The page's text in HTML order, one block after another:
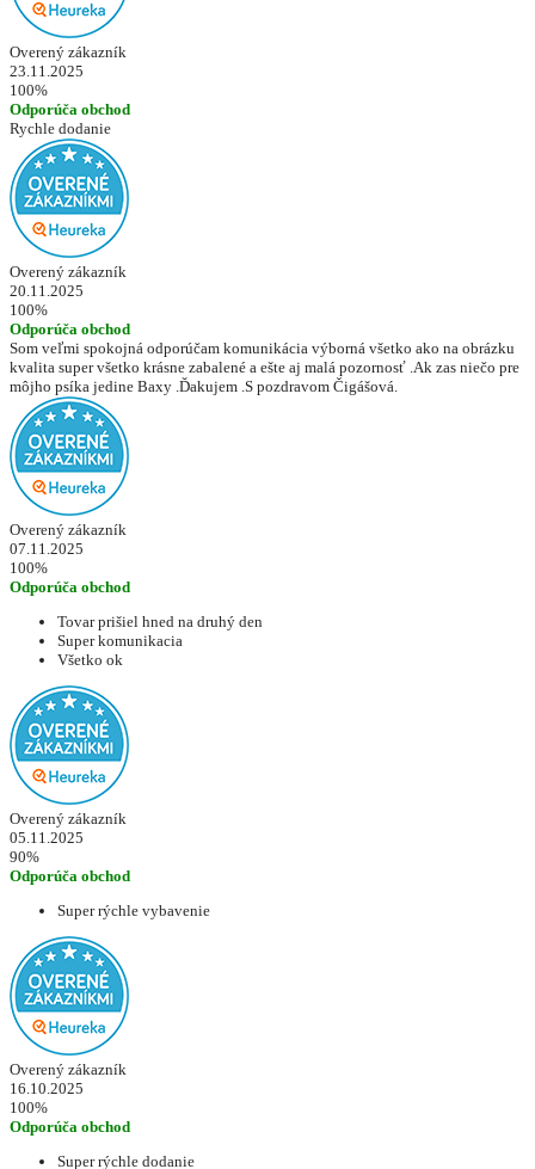
Overený zákazník
23.11.2025
100%
Odporúča obchod
Rychle dodanie
Overený zákazník
20.11.2025
100%
Odporúča obchod
Som veľmi spokojná odporúčam komunikácia výborná všetko ako na obrázku
kvalita super všetko krásne zabalené a ešte aj malá pozornosť .Ak zas niečo pre
môjho psíka jedine Baxy .Ďakujem .S pozdravom Čigášová.
Overený zákazník
07.11.2025
100%
Odporúča obchod
Tovar prišiel hned na druhý den
Super komunikacia
Všetko ok
Overený zákazník
05.11.2025
90%
Odporúča obchod
Super rýchle vybavenie
Overený zákazník
16.10.2025
100%
Odporúča obchod
Super rýchle dodanie